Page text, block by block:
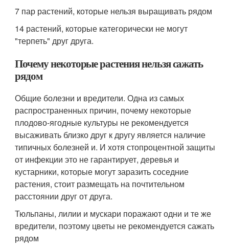
7 пар растений, которые нельзя выращивать рядом
14 растений, которые категорически не могут
"терпеть" друг друга.
Почему некоторые растения нельзя сажать
рядом
Общие болезни и вредители. Одна из самых
распространенных причин, почему некоторые
плодово-ягодные культуры не рекомендуется
высаживать близко друг к другу является наличие
типичных болезней и. И хотя стопроцентной защиты
от инфекции это не гарантирует, деревья и
кустарники, которые могут заразить соседние
растения, стоит размещать на почтительном
расстоянии друг от друга.
Тюльпаны, лилии и мускари поражают одни и те же
вредители, поэтому цветы не рекомендуется сажать
рядом